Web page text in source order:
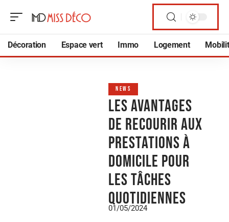
Décoration Espace vert Immo Logement
NEWS
Les avantages
de recourir aux
prestations à
domicile pour
les tâches
quotidiennes
01/05/2024